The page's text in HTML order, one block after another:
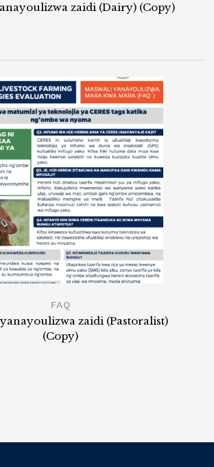
zaidi (Dairy) (Copy)
FAQ
zaidi (Pastoralist)
(Copy)